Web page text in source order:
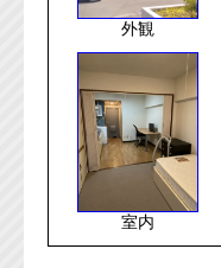
外観
室内